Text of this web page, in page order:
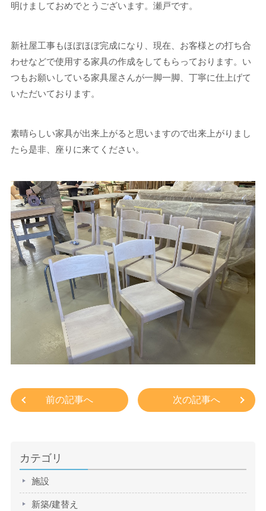
明けましておめでとうございます。瀬戸です。
新社屋工事もほぼほぼ完成になり、現在、お客様との打ち合
わせなどで使用する家具の作成をしてもらっております。い
つもお願いしている家具屋さんが一脚一脚、丁寧に仕上げて
いただいております。
素晴らしい家具が出来上がると思いますので出来上がりまし
たら是非、座りに来てください。
前の記事へ 次の記事へ
カテゴリ
施設
新築/建替え